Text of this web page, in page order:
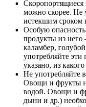
Скоропортящиеся
можно скорее. Не
истекшим сроком
Особую
продукты из
каламбер,
употребляйте эти
указано, из
Не
Овощи и фрукты
водой. Овощи и
дыни и др.)